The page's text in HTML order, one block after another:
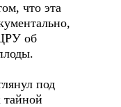
что эта
об
под